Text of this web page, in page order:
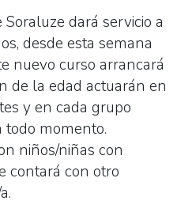
dará servicio a
desde esta semana
nuevo curso arrancará
de la edad actuarán en
y en cada grupo
todo momento.
niños/niñas con
contará con otro